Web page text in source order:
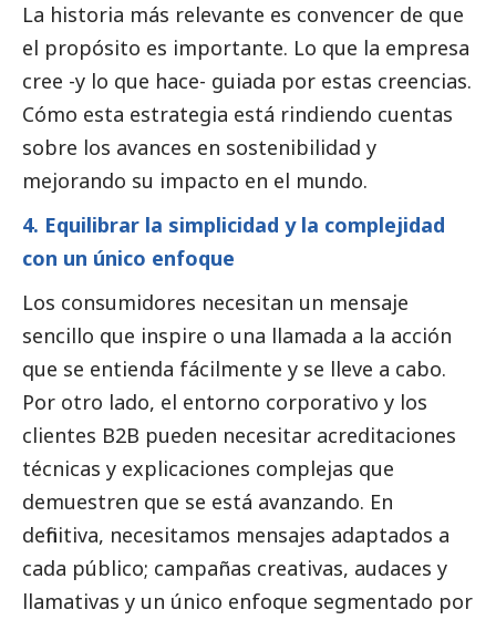
La historia más relevante es convencer de que
el propósito es importante. Lo que la empresa
cree -y lo que hace- guiada por estas creencias.
Cómo esta estrategia está rindiendo cuentas
sobre los avances en sostenibilidad y
mejorando su impacto en el mundo.
4. Equilibrar la simplicidad y la complejidad
con un único enfoque
Los consumidores necesitan un mensaje
sencillo que inspire o una llamada a la acción
que se entienda fácilmente y se lleve a cabo.
Por otro lado, el entorno corporativo y los
clientes B2B pueden necesitar acreditaciones
técnicas y explicaciones complejas que
demuestren que se está avanzando. En
definitiva, necesitamos mensajes adaptados a
cada público; campañas creativas, audaces y
llamativas y un único enfoque segmentado por